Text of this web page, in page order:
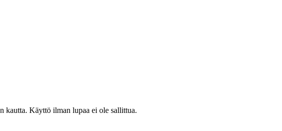
kautta. Käyttö ilman lupaa ei ole sallittua.